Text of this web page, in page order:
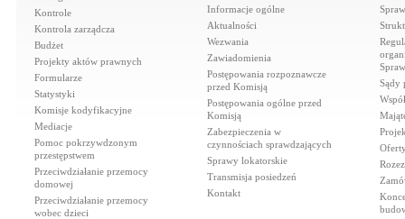
Kontrole
Kontrola zarządcza
Budżet
Projekty aktów prawnych
Formularze
Statystyki
Komisje kodyfikacyjne
Mediacje
Pomoc pokrzywdzonym
przestępstwem
Przeciwdziałanie przemocy
domowej
Przeciwdziałanie przemocy
wobec dzieci
Informacje ogólne
Aktualności
Wezwania
Zawiadomienia
Postępowania rozpoznawcze
przed Komisją
Postępowania ogólne przed
Komisją
Zabezpieczenia w
czynnościach sprawdzających
Sprawy lokatorskie
Transmisja posiedzeń
Kontakt
Sądy